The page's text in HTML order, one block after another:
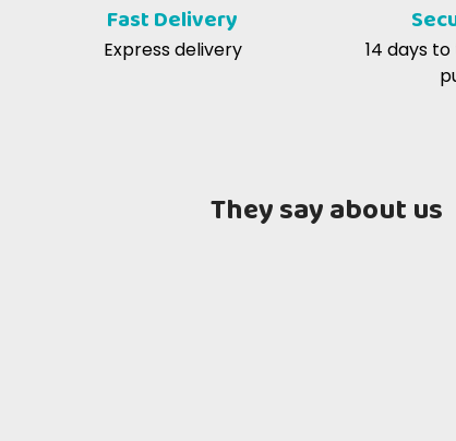
Fast Delivery
Express delivery
14 days
They say about us